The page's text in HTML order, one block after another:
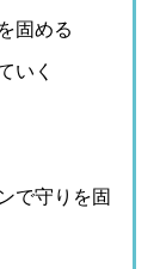
固める
いく
で守りを固